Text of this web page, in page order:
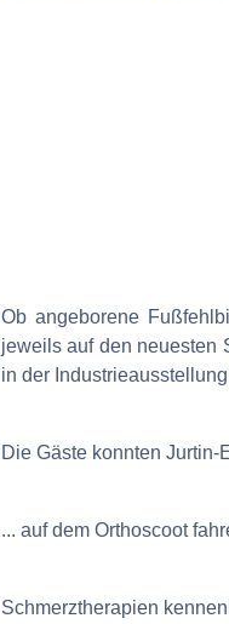
Ob angeborene
jeweils auf den neuesten
in der
Die Gäste konnten
... auf dem Orthoscoot
Schmerztherapien